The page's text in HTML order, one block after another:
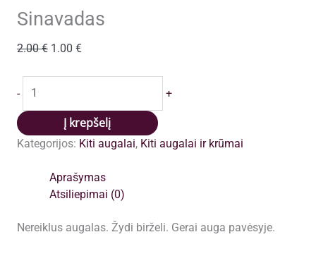
Sinavadas
2.00€ Original
1.00 €Current
-
kiekis:
Sinavadas
+
Į krepšelį
Kategorijos: Kiti augalai, Kiti augalai ir krūmai
Aprašymas
Atsiliepimai (0)
Nereiklus augalas. Žydi birželi. Gerai auga pavėsyje.